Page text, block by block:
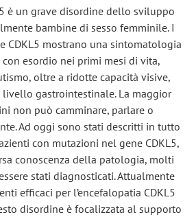
è un grave disordine dello sviluppo
bambine di sesso femminile. I
CDKL5 mostrano una sintomatologia
esordio nei primi mesi di vita,
oltre a ridotte capacità visive,
gastrointestinale. La maggior
non può camminare, parlare o
Ad oggi sono stati descritti in tutto
con mutazioni nel gene CDKL5,
conoscenza della patologia, molti
stati diagnosticati. Attualmente
efficaci per l’encefalopatia CDKL5
disordine è focalizzata al supporto